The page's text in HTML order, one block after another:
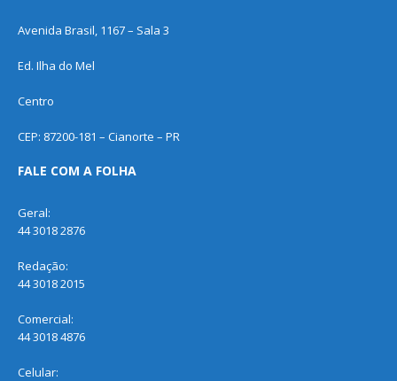
Avenida Brasil, 1167 – Sala 3
Ed. Ilha do Mel
Centro
CEP: 87200-181 – Cianorte – PR
FALE COM A FOLHA
Geral:
44 3018 2876
Redação:
44 3018 2015
Comercial:
44 3018 4876
Celular: